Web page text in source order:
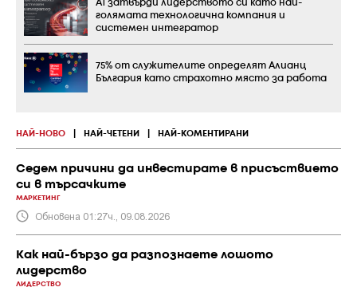
НАЙ-НОВО НАЙ-ЧЕТЕНИ НАЙ-КОМЕНТИРАНИ
Седем причини да инвестирате в присъствието
си в търсачките
МАРКЕТИНГ
Обновена 01:27ч., 09.08.2026
Как най-бързо да разпознаете лошото
лидерство
ЛИДЕРСТВО
А1 затвърди лидерството си като най-
голямата технологична компания и
системен интегратор
75% от служителите определят Алианц
България като страхотно място за работа